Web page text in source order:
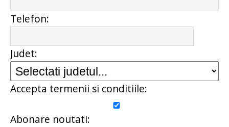
Telefon:
Judet:
Accepta termenii si conditiile:
Abonare noutati: